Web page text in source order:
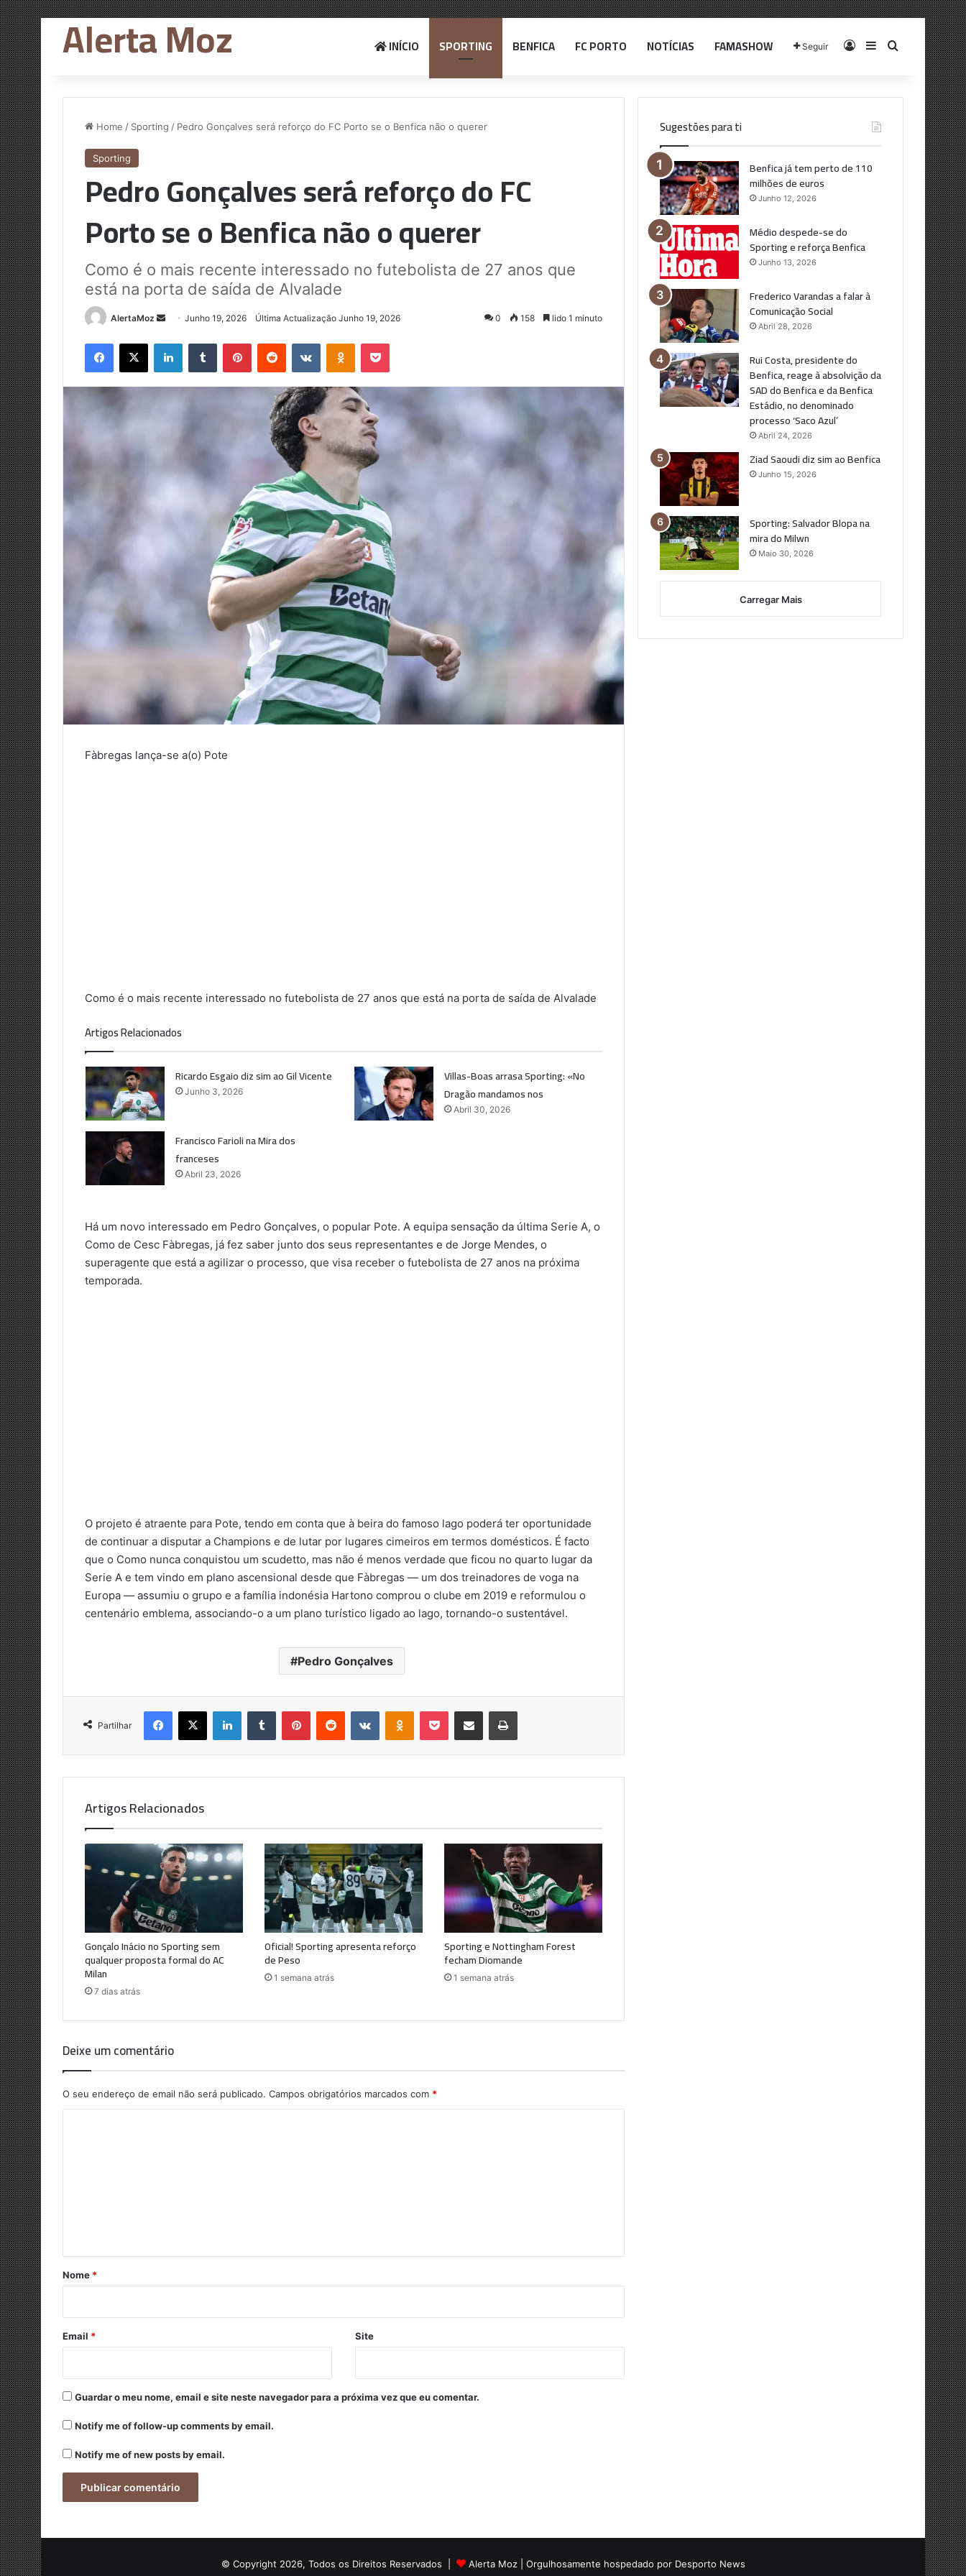
Alerta Moz INÍCIO SPORTING BENFICA FC PORTO NOTÍCIAS FAMASHOW Seguir Log InSidebarPesquisar
Home / Sporting / Pedro Gonçalves será reforço do FC Porto se o Benfica não o querer
Sporting
Pedro Gonçalves será reforço do FC
Porto se o Benfica não o querer
Como é o mais recente interessado no futebolista de 27 anos que
está na porta de saída de Alvalade
AlertaMoz
Send
email
Junho 19, 2026 Última Actualização Junho 19, 2026 0 158 lido 1 minuto
Facebook
X LinkedInTumblr PinterestReddit VKontakteOdnoklassniki
Pocket
Fàbregas lança-se a(o) Pote
Como é o mais recente interessado no futebolista de 27 anos que está na porta de saída de Alvalade
Artigos Relacionados
Ricardo Esgaio diz sim ao Gil Vicente
Junho 3, 2026
Villas-Boas arrasa Sporting: «No
Dragão mandamos nos
Abril 30, 2026
Francisco Farioli na Mira dos
franceses
Abril 23, 2026
Há um novo interessado em Pedro Gonçalves, o popular Pote. A equipa sensação da última Serie A, o
Como de Cesc Fàbregas, já fez saber junto dos seus representantes e de Jorge Mendes, o
superagente que está a agilizar o processo, que visa receber o futebolista de 27 anos na próxima
temporada.
O projeto é atraente para Pote, tendo em conta que à beira do famoso lago poderá ter oportunidade
de continuar a disputar a Champions e de lutar por lugares cimeiros em termos domésticos. É facto
que o Como nunca conquistou um scudetto, mas não é menos verdade que ficou no quarto lugar da
Serie A e tem vindo em plano ascensional desde que Fàbregas — um dos treinadores de voga na
Europa — assumiu o grupo e a família indonésia Hartono comprou o clube em 2019 e reformulou o
centenário emblema, associando-o a um plano turístico ligado ao lago, tornando-o sustentável.
Pedro Gonçalves
Partilhar
Facebook
X LinkedInTumblr PinterestReddit VKontakteOdnoklassniki
Pocket Partilhar Via Email Imprimir
Artigos Relacionados
Gonçalo Inácio no Sporting sem
qualquer proposta formal do AC
Milan
7 dias atrás
Oficial! Sporting apresenta reforço
de Peso
1 semana atrás
Sporting e Nottingham Forest
fecham Diomande
1 semana atrás
Deixe um comentário
O seu endereço de email não será publicado. Campos obrigatórios marcados com *
r
*
Nome *
Email * Site
Guardar o meu nome, email e site neste navegador para a próxima vez que eu comentar.
Notify me of follow-up comments by email.
Notify me of new posts by email.
Sugestões para ti
Benfica já tem perto de 110
milhões de euros
Junho 12, 2026
Médio despede-se do
Sporting e reforça Benfica
Junho 13, 2026
Frederico Varandas a falar à
Comunicação Social
Abril 28, 2026
Rui Costa, presidente do
Benfica, reage à absolvição da
SAD do Benfica e da Benfica
Estádio, no denominado
processo ‘Saco Azul’
Abril 24, 2026
Ziad Saoudi diz sim ao Benfica
Junho 15, 2026
Sporting: Salvador Blopa na
mira do Milwn
Maio 30, 2026
Carregar Mais
© Copyright 2026, Todos os Direitos Reservados | Alerta Moz | Orgulhosamente hospedado por Desporto News